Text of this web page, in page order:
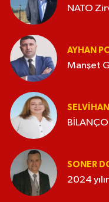
NATO
AYHAN
Manşet
BİLANÇO
SONER
2024